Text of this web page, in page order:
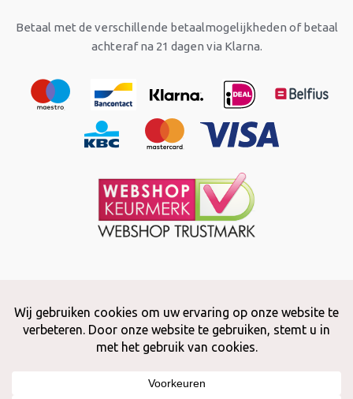
Betaal met de verschillende betaalmogelijkheden of betaal
achteraf na 21 dagen via Klarna.
Copyright © 2026 Snuffelstore
Adax BV - 0032 (0)50 66 56 51 -info@snuffelstore.be